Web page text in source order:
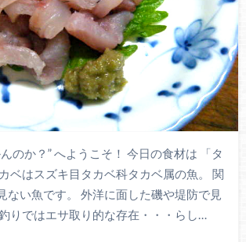
のか？” へようこそ！ 今日の食材は 「タ
ベはスズキ目タカベ科タカベ属の魚。 関
ない魚です。 外洋に面した磯や堤防で見
りではエサ取り的な存在・・・らし…